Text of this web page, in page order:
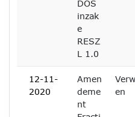
DOS
inzak
e
RESZ
L 1.0
12-11-
2020
Amen
deme
nt
en